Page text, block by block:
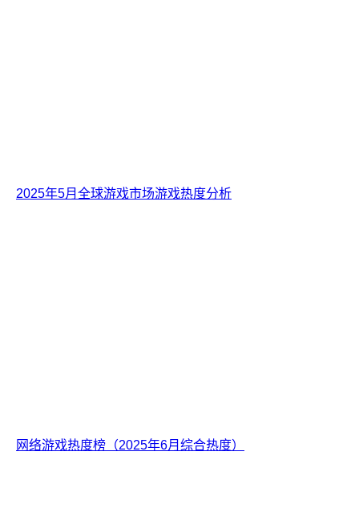
2025年5月全球游戏市场游戏热度分析
网络游戏热度榜（2025年6月综合热度）